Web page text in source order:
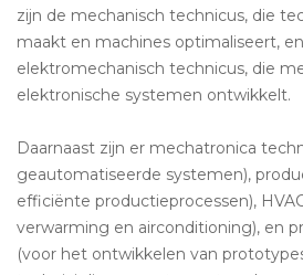
zijn de mechanisch technicus, die
maakt en machines optimaliseert,
elektromechanisch technicus, die
elektronische systemen ontwikkelt.
Daarnaast zijn er mechatronica
geautomatiseerde systemen),
efficiënte productieprocessen),
verwarming en airconditioning), en
(voor het ontwikkelen van